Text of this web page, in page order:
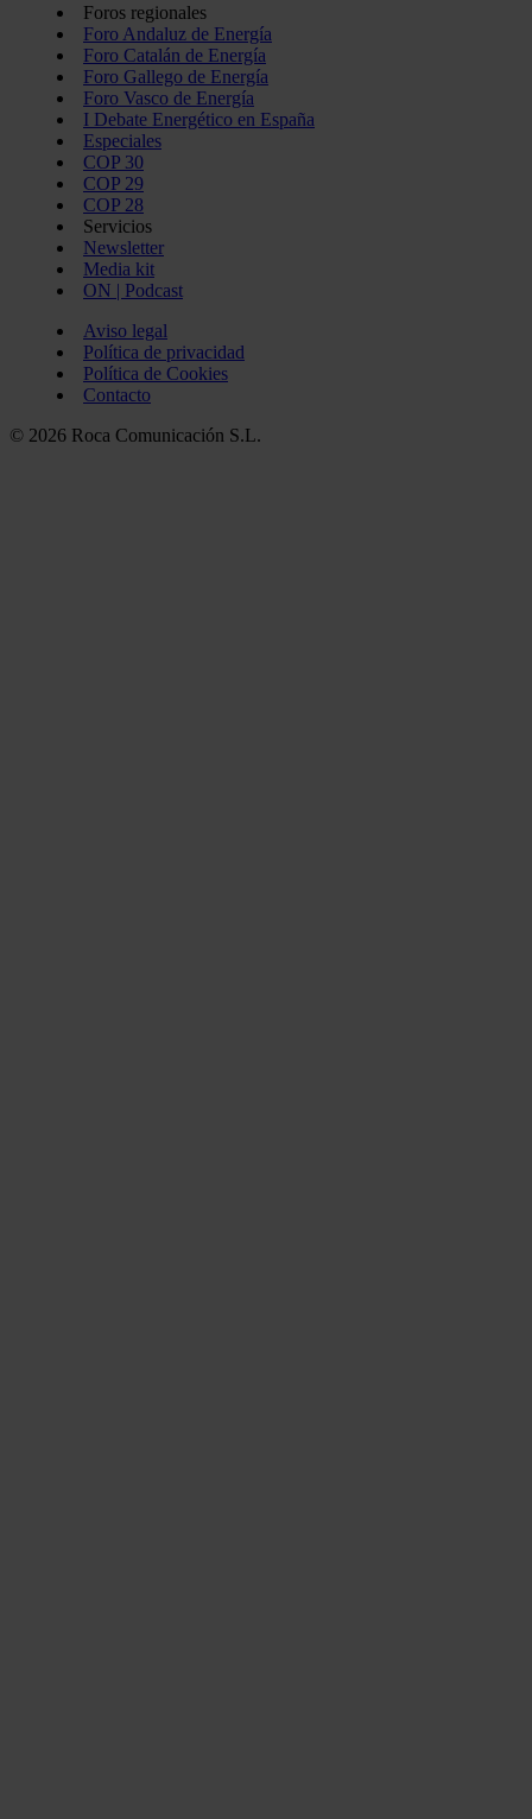
Foros regionales
Foro Andaluz de Energía
Foro Catalán de Energía
Foro Gallego de Energía
Foro Vasco de Energía
I Debate Energético en España
Especiales
COP 30
COP 29
COP 28
Servicios
Newsletter
Media kit
ON | Podcast
Aviso legal
Política de privacidad
Política de Cookies
Contacto
© 2026 Roca Comunicación S.L.